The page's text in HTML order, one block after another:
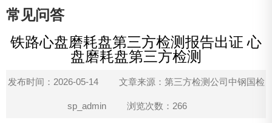
常见问答
铁路心盘磨耗盘第三方检测报告出证 心
盘磨耗盘第三方检测
发布时间：2026-05-14 文章来源：第三方检测公司中钢国检
sp_admin 浏览次数：266